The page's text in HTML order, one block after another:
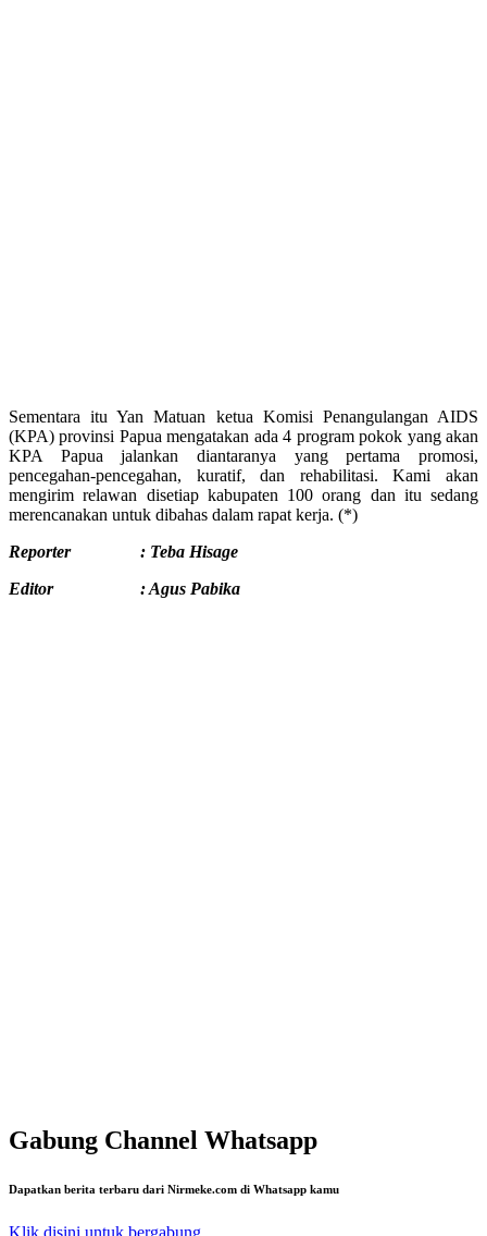
Sementara itu Yan Matuan ketua Komisi Penangulangan AIDS
(KPA) provinsi Papua mengatakan ada 4 program pokok yang akan
KPA Papua jalankan diantaranya yang pertama promosi,
pencegahan-pencegahan, kuratif, dan rehabilitasi. Kami akan
mengirim relawan disetiap kabupaten 100 orang dan itu sedang
merencanakan untuk dibahas dalam rapat kerja. (*)
Reporter : Teba Hisage
Editor : Agus Pabika
Gabung Channel Whatsapp
Dapatkan berita terbaru dari Nirmeke.com di Whatsapp kamu
Klik disini untuk bergabung